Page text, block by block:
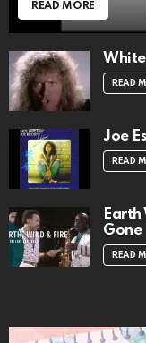
READ MORE
READ
Joe
READ
Gone
READ